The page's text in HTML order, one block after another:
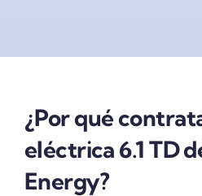
¿Por qué
eléctrica 6.1 TD
Energy?